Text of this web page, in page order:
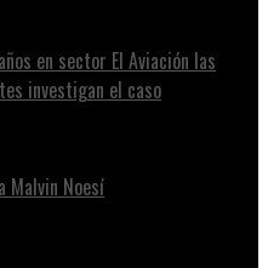
en sector El Aviación las
investigan el caso
Malvin Noesí